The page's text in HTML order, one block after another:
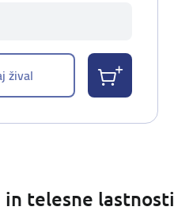
žival
in telesne lastnosti